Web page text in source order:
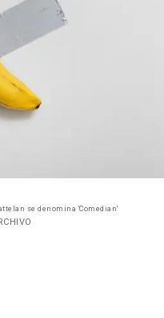
se denomina 'Comedian'